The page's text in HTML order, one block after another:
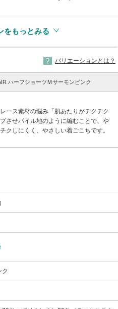
をもっとみる
バリエーションとは？
ハーフショーツＭサーモンピンク
ース素材の悩み「肌あたりがチクチク
させパイル地のように編むことで、や
クしにくく、やさしい着ごこちです。
ク